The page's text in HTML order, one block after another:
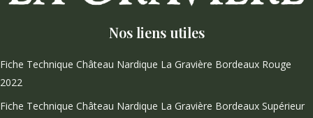
Nos liens utiles
Fiche Technique Château Nardique La Gravière Bordeaux Rouge
2022
Fiche Technique Château Nardique La Gravière Bordeaux Supérieur